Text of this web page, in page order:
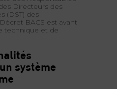
Directeurs des
(DST) des
BACS est avant
technique et de
système